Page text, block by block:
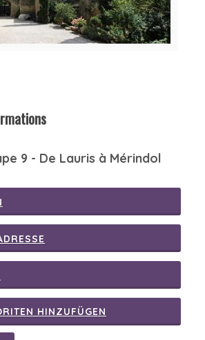
9 - De Lauris à Mérindol
HINZUFÜGEN